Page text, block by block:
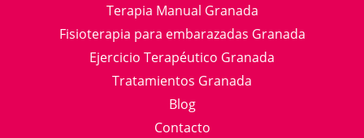
Terapia Manual Granada
Fisioterapia para embarazadas Granada
Ejercicio Terapéutico Granada
Tratamientos Granada
Blog
Contacto